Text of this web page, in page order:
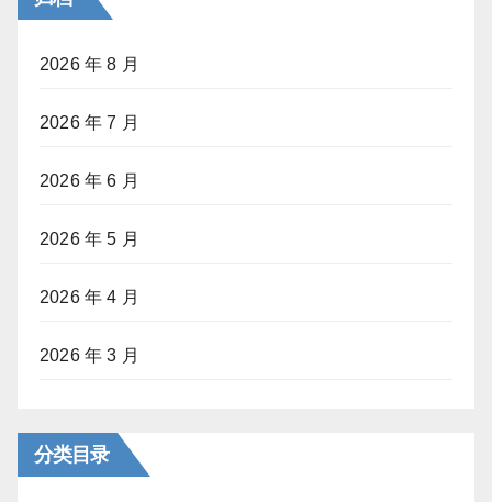
2026 年 8 月
2026 年 7 月
2026 年 6 月
2026 年 5 月
2026 年 4 月
2026 年 3 月
分类目录